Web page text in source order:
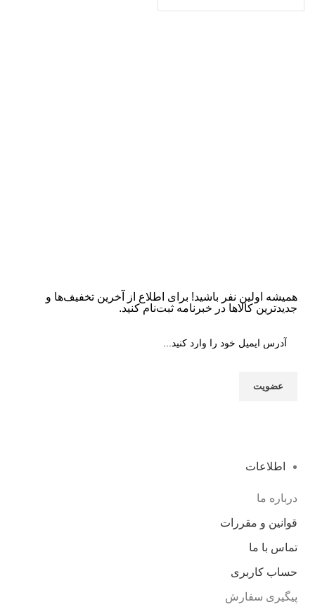
همیشه اولین نفر باشید! برای اطلاع از آخرین تخفیف‌ها و
جدیدترین کالاها در خبرنامه ثبت‌نام کنید.
اطلاعات
درباره ما
قوانین و مقررات
تماس با ما
حساب کاربری
پیگیری سفارش